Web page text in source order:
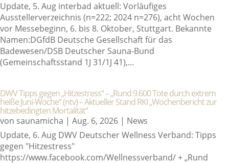
Update, 5. Aug interbad aktuell: Vorläufiges
Ausstellerverzeichnis (n=222; 2024 n=276), acht Wochen
vor Messebeginn, 6. bis 8. Oktober, Stuttgart. Bekannte
Namen:DGfdB Deutsche Gesellschaft für das
Badewesen/DSB Deutscher Sauna-Bund
(Gemeinschaftsstand 1J 31/1J 41),...
DWV Tipps gegen „Hitzestress“ – „Rund 9.600 Tote durch extrem
heiße Juni-Woche“ (ntv) – Aktueller Stand RKI „Wochenbericht zur
hitze­bedingten Morta­lität“
von saunamicha | Aug. 6, 2026 | News
Update, 6. Aug DWV Deutscher Wellness Verband: Tipps
gegen "Hitzestress"
https://www.facebook.com/Wellnessverband/ + „Rund